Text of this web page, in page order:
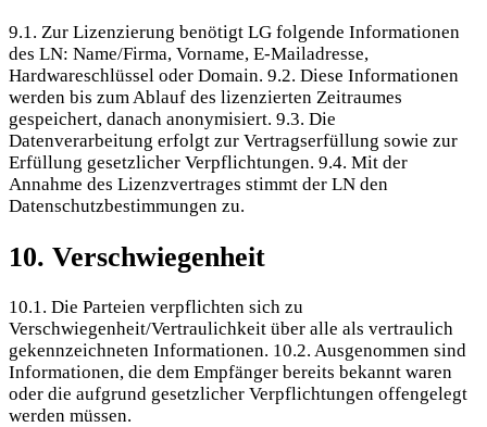
9.1. Zur Lizenzierung benötigt LG folgende Informationen
des LN: Name/Firma, Vorname, E-Mailadresse,
Hardwareschlüssel oder Domain. 9.2. Diese Informationen
werden bis zum Ablauf des lizenzierten Zeitraumes
gespeichert, danach anonymisiert. 9.3. Die
Datenverarbeitung erfolgt zur Vertragserfüllung sowie zur
Erfüllung gesetzlicher Verpflichtungen. 9.4. Mit der
Annahme des Lizenzvertrages stimmt der LN den
Datenschutzbestimmungen zu.
10. Verschwiegenheit
10.1. Die Parteien verpflichten sich zu
Verschwiegenheit/Vertraulichkeit über alle als vertraulich
gekennzeichneten Informationen. 10.2. Ausgenommen sind
Informationen, die dem Empfänger bereits bekannt waren
oder die aufgrund gesetzlicher Verpflichtungen offengelegt
werden müssen.